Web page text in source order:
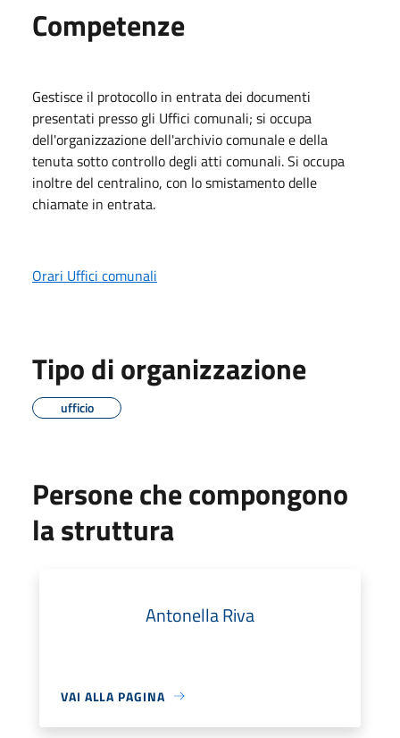
Competenze
Gestisce il protocollo in entrata dei documenti
presentati presso gli Uffici comunali; si occupa
dell'organizzazione dell'archivio comunale e della
tenuta sotto controllo degli atti comunali. Si occupa
inoltre del centralino, con lo smistamento delle
chiamate in entrata.
Orari Uffici comunali
Tipo di organizzazione
ufficio
Persone che compongono
la struttura
Antonella Riva
VAI ALLA PAGINA